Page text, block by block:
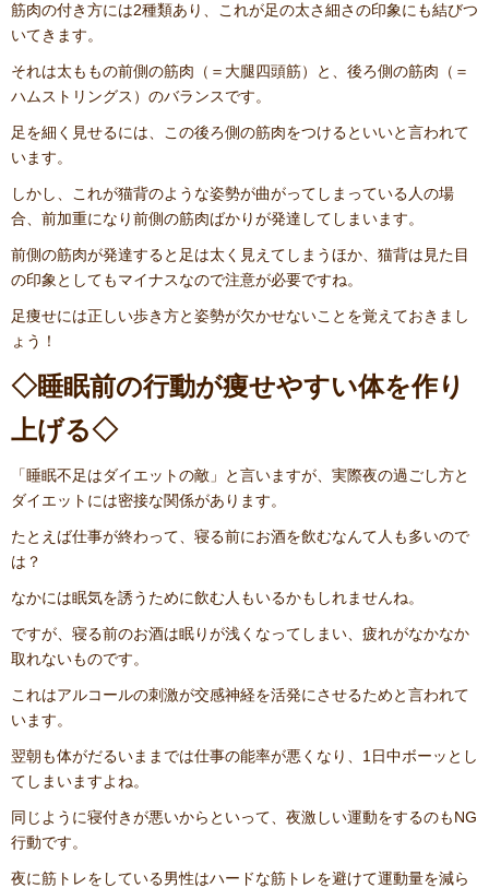
筋肉の付き方には2種類あり、これが足の太さ細さの印象にも結びつ
いてきます。
それは太ももの前側の筋肉（＝大腿四頭筋）と、後ろ側の筋肉（＝
ハムストリングス）のバランスです。
足を細く見せるには、この後ろ側の筋肉をつけるといいと言われて
います。
しかし、これが猫背のような姿勢が曲がってしまっている人の場
合、前加重になり前側の筋肉ばかりが発達してしまいます。
前側の筋肉が発達すると足は太く見えてしまうほか、猫背は見た目
の印象としてもマイナスなので注意が必要ですね。
足痩せには正しい歩き方と姿勢が欠かせないことを覚えておきまし
ょう！
◇睡眠前の行動が痩せやすい体を作り
上げる◇
「睡眠不足はダイエットの敵」と言いますが、実際夜の過ごし方と
ダイエットには密接な関係があります。
たとえば仕事が終わって、寝る前にお酒を飲むなんて人も多いので
は？
なかには眠気を誘うために飲む人もいるかもしれませんね。
ですが、寝る前のお酒は眠りが浅くなってしまい、疲れがなかなか
取れないものです。
これはアルコールの刺激が交感神経を活発にさせるためと言われて
います。
翌朝も体がだるいままでは仕事の能率が悪くなり、1日中ボーッとし
てしまいますよね。
同じように寝付きが悪いからといって、夜激しい運動をするのもNG
行動です。
夜に筋トレをしている男性はハードな筋トレを避けて運動量を減ら